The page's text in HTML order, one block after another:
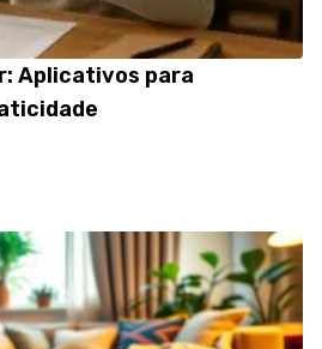
Aplicativos para